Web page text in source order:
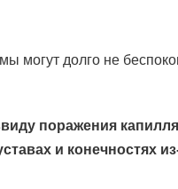
могут долго не
поражения
и конечностях